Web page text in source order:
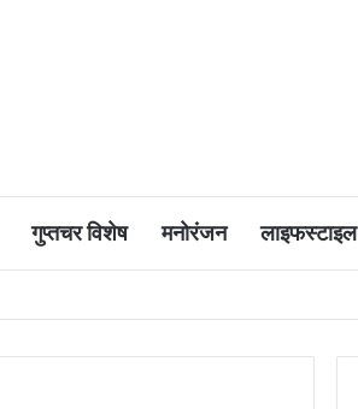
गुप्तचर विशेष मनोरंजन लाइफस्टाइल
चल रहा काम